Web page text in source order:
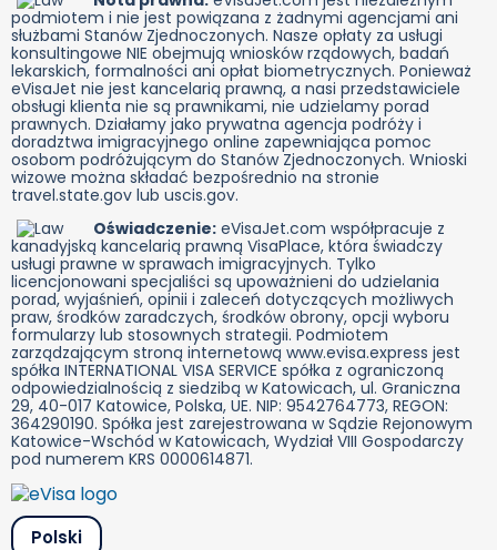
podmiotem i nie jest powiązana z żadnymi agencjami ani
służbami Stanów Zjednoczonych. Nasze opłaty za usługi
konsultingowe NIE obejmują wniosków rządowych, badań
lekarskich, formalności ani opłat biometrycznych. Ponieważ
eVisaJet nie jest kancelarią prawną, a nasi przedstawiciele
obsługi klienta nie są prawnikami, nie udzielamy porad
prawnych. Działamy jako prywatna agencja podróży i
doradztwa imigracyjnego online zapewniająca pomoc
osobom podróżującym do Stanów Zjednoczonych. Wnioski
wizowe można składać bezpośrednio na stronie
travel.state.gov lub uscis.gov.
Oświadczenie: eVisaJet.com współpracuje z
kanadyjską kancelarią prawną VisaPlace, która świadczy
usługi prawne w sprawach imigracyjnych. Tylko
licencjonowani specjaliści są upoważnieni do udzielania
porad, wyjaśnień, opinii i zaleceń dotyczących możliwych
praw, środków zaradczych, środków obrony, opcji wyboru
formularzy lub stosownych strategii. Podmiotem
zarządzającym stroną internetową www.evisa.express jest
spółka INTERNATIONAL VISA SERVICE spółka z ograniczoną
odpowiedzialnością z siedzibą w Katowicach, ul. Graniczna
29, 40-017 Katowice, Polska, UE. NIP: 9542764773, REGON:
364290190. Spółka jest zarejestrowana w Sądzie Rejonowym
Katowice-Wschód w Katowicach, Wydział VIII Gospodarczy
pod numerem KRS 0000614871.
Polski